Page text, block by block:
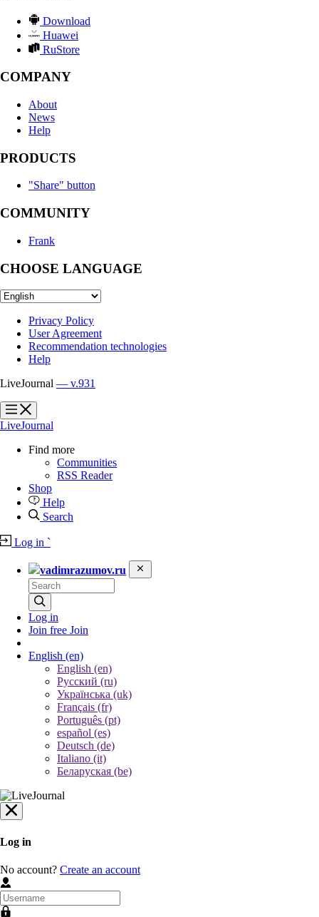
Download
Huawei
RuStore
COMPANY
About
News
Help
PRODUCTS
"Share" button
COMMUNITY
Frank
CHOOSE LANGUAGE
Privacy Policy
User Agreement
Recommendation technologies
Help
LiveJournal — v.931
?
?
LiveJournal
Find more
Communities
RSS Reader
Shop
Help
Search
Log in `
vadimrazumov.ru
Log in
Join free Join
English (en)
English (en)
Русский (ru)
Українська (uk)
Français (fr)
Português (pt)
español (es)
Deutsch (de)
Italiano (it)
Беларуская (be)
Log in
No account? Create an account